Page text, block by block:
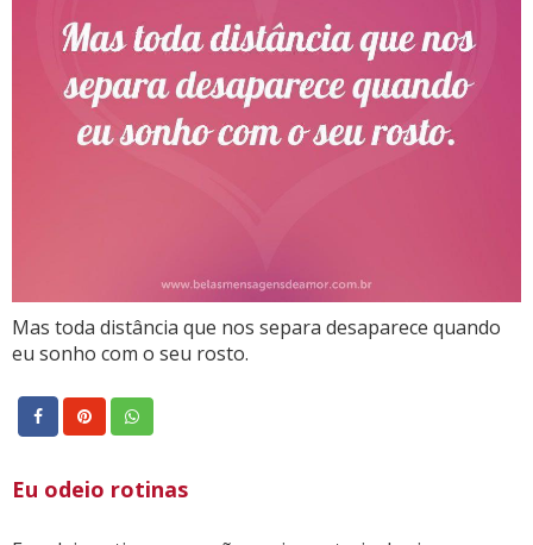
Mas toda distância que nos separa desaparece quando
eu sonho com o seu rosto.
Eu odeio rotinas